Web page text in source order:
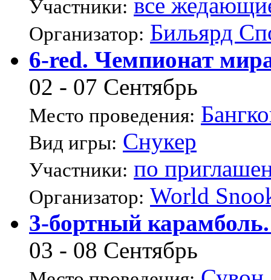
Участники:
Организатор: Бильярд
6-red. Чемпионат
02 - 07 Сентябрь
Место проведения:
Вид игры: Снукер
Участники: по
Организатор: World
3-бортный
03 - 08 Сентябрь